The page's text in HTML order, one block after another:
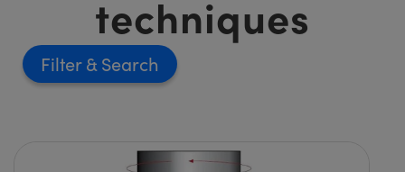
techniques
Filter